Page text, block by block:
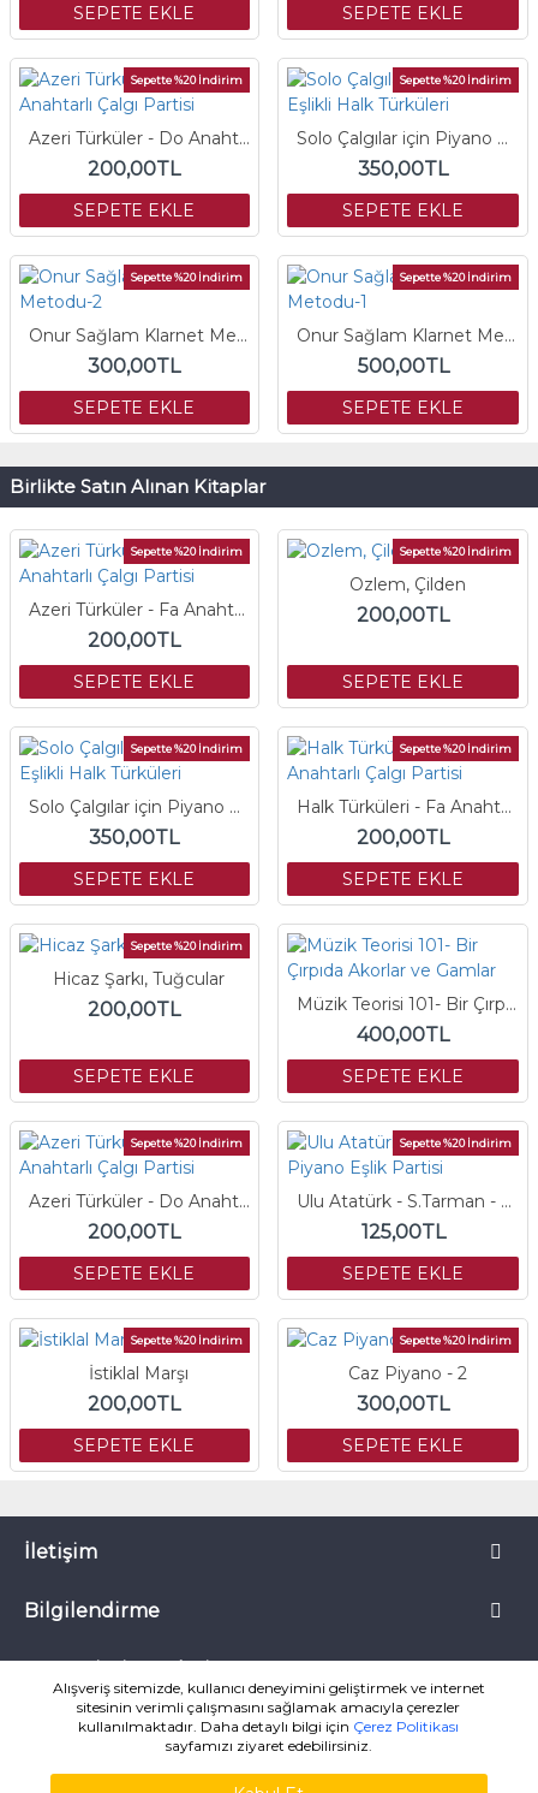
SEPETE EKLE SEPETE EKLE
Sepette %20 İndirim
Azeri Türküler - Do Anahtarlı Çalgı Partisi
200,00TL
SEPETE EKLE
Sepette %20 İndirim
Solo Çalgılar için Piyano Eşlikli Halk Türküleri
350,00TL
SEPETE EKLE
Sepette %20 İndirim
Onur Sağlam Klarnet Metodu-2
300,00TL
SEPETE EKLE
Sepette %20 İndirim
Onur Sağlam Klarnet Metodu-1
500,00TL
SEPETE EKLE
Birlikte Satın Alınan Kitaplar
Sepette %20 İndirim
Azeri Türküler - Fa Anahtarlı Çalgı Partisi
200,00TL
SEPETE EKLE
Sepette %20 İndirim
Ozlem, Çilden
200,00TL
SEPETE EKLE
Sepette %20 İndirim
Solo Çalgılar için Piyano Eşlikli Halk Türküleri
350,00TL
SEPETE EKLE
Sepette %20 İndirim
Halk Türküleri - Fa Anahtarlı Çalgı Partisi
200,00TL
SEPETE EKLE
Sepette %20 İndirim
Hicaz Şarkı, Tuğcular
200,00TL
SEPETE EKLE
Müzik Teorisi 101- Bir Çırpıda Akorlar ve Gamlar
400,00TL
SEPETE EKLE
Sepette %20 İndirim
Azeri Türküler - Do Anahtarlı Çalgı Partisi
200,00TL
SEPETE EKLE
Sepette %20 İndirim
Ulu Atatürk - S.Tarman - Piyano Eşlik Partisi
125,00TL
SEPETE EKLE
Sepette %20 İndirim
İstiklal Marşı
200,00TL
SEPETE EKLE
Sepette %20 İndirim
Caz Piyano - 2
300,00TL
SEPETE EKLE
İletişim
Bilgilendirme
Alışveriş sitemizde, kullanıcı deneyimini geliştirmek ve internet
sitesinin verimli çalışmasını sağlamak amacıyla çerezler
kullanılmaktadır. Daha detaylı bilgi için Çerez Politikası
sayfamızı ziyaret edebilirsiniz.